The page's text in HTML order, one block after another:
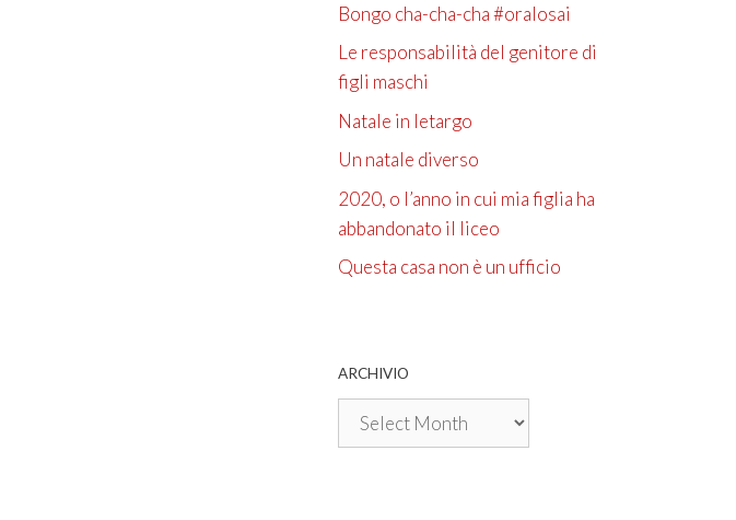
Bongo cha-cha-cha #oralosai
Le responsabilità del genitore di
figli maschi
Natale in letargo
Un natale diverso
2020, o l’anno in cui mia figlia ha
abbandonato il liceo
Questa casa non è un ufficio
ARCHIVIO
Archivio